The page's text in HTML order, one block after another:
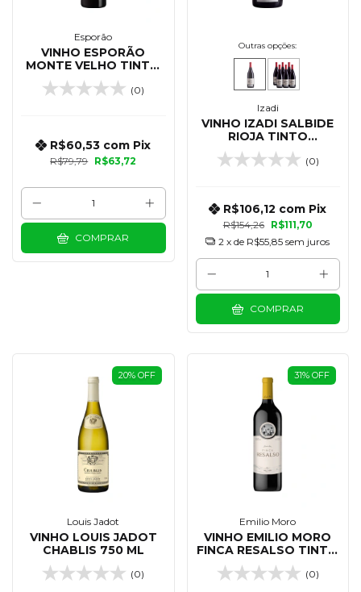
Esporão
VINHO ESPORÃO
MONTE VELHO TINTO
750 ML
(0)
R$79,79 R$63,72
R$60,53 com Pix
COMPRAR
Outras opções:
Izadi
VINHO IZADI SALBIDE
RIOJA TINTO
TEMPRANILLO 750 ML
(0)
R$154,26 R$111,70
R$106,12 com Pix
2 x de R$55,85 sem juros
COMPRAR
20% OFF
Louis Jadot
VINHO LOUIS JADOT
CHABLIS 750 ML
(0)
31% OFF
Emilio Moro
VINHO EMILIO MORO
FINCA RESALSO TINTO
RIBERA DEL DUERO
750 ML
(0)